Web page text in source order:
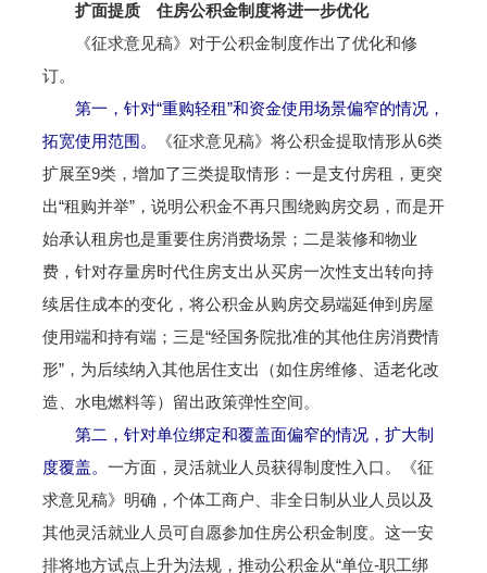
扩面提质 住房公积金制度将进一步优化
《征求意见稿》对于公积金制度作出了优化和修
订。
第一，针对“重购轻租”和资金使用场景偏窄的情况，
拓宽使用范围。
《征求意见稿》将公积金提取情形从6类
扩展至9类，增加了三类提取情形：一是支付房租，更突
出“租购并举”，说明公积金不再只围绕购房交易，而是开
始承认租房也是重要住房消费场景；二是装修和物业
费，针对存量房时代住房支出从买房一次性支出转向持
续居住成本的变化，将公积金从购房交易端延伸到房屋
使用端和持有端；三是“经国务院批准的其他住房消费情
形”，为后续纳入其他居住支出（如住房维修、适老化改
造、水电燃料等）留出政策弹性空间。
第二，针对单位绑定和覆盖面偏窄的情况，扩大制
度覆盖。 一方面，灵活就业人员获得制度性入口。《征
求意见稿》明确，个体工商户、非全日制从业人员以及
其他灵活就业人员可自愿参加住房公积金制度。这一安
排将地方试点上升为法规，推动公积金从“单位-职工绑